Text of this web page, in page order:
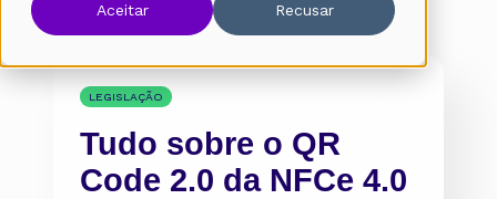
Aceitar Recusar
LEGISLAÇÃO
Tudo sobre o QR
Code 2.0 da NFCe 4.0